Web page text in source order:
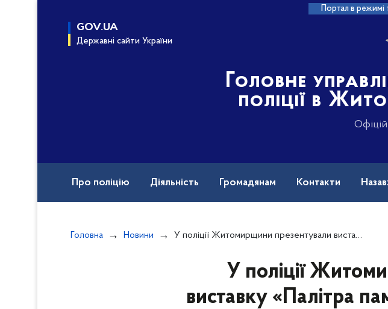
Портал в режимі
GOV.UA
Державні сайти України
Головне
поліції в
Про поліцію Діяльність Громадянам Контакти
Головна Новини У поліції Житомирщини презентували виставку «Палітра пам’яті», створену родинами загиблих оборонців Маріуполя
У поліції
виставку «Палітра